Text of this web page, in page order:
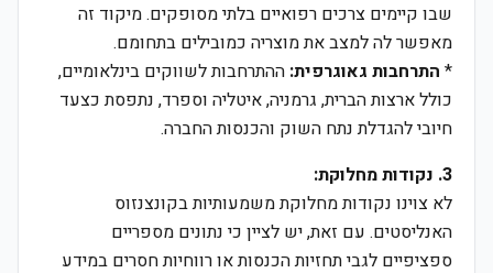
שבו קיימים צרכים רפואיים בלתי מסופקים. מיקוד זה
מאפשר לה למצב את מוצריה כמובילים בתחומם.
* התרחבות גאוגרפית: ההתרחבות לשווקים בינלאומיים,
כולל ארצות הברית, גרמניה, איטליה וספרד, נתפסת כצעד
חיובי להגדלת נתח השוק והכנסות החברה.
3. נקודות מחלוקת:
לא צוינו נקודות מחלוקת משמעותיות בקונצנזוס
האנליסטים. עם זאת, יש לציין כי נתונים מספריים
ספציפיים לגבי תחזיות הכנסות או רווחיות חסרים במידע